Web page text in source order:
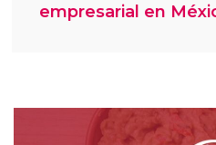
empresarial en